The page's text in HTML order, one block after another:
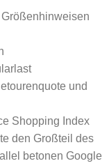
und
Shopping Index
den Großteil des
betonen Google